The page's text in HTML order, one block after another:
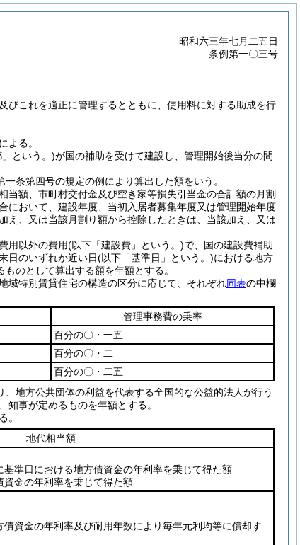
昭和六三年七月二五日
条例第一〇三号
びこれを適正に管理するとともに、使用料に対する助成を行
よる。
という。)が国の補助を受けて建設し、管理開始後当分の間
一条第四号の規定の例により算出した額をいう。
当額、市町村交付金及び空き家等損失引当金の合計額の月割
において、建設年度、当初入居者募集年度又は管理開始年度
、又は当該月割り額から控除したときは、当該加え、又は
用以外の費用(以下「建設費」という。)で、国の建設費補助
日のいずれか近い日(以下「基準日」という。)における地方
のとして算出する額を年額とする。
域特別賃貸住宅の構造の区分に応じて、それぞれ同表の中欄
管理事務費の乗率
百分の〇・一五
百分の〇・二
百分の〇・二五
地方公共団体の利益を代表する全国的な公益的法人が行う
事が定めるものを年額とする。
。
地代相当額
準日における地方債資金の年利率を乗じて得た額
金の年利率を乗じて得た額
資金の年利率及び耐用年数により毎年元利均等に償却す